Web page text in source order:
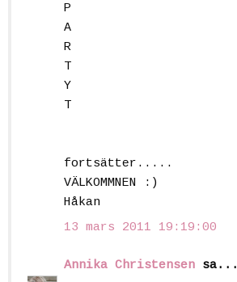
P
A
R
T
Y
T
fortsätter.....
VÄLKOMMNEN :)
Håkan
13 mars 2011 19:19:00
Annika Christensen sa...